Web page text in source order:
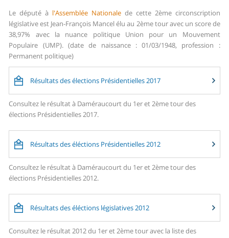
Le député à l'Assemblée Nationale de cette 2ème circonscription
législative est Jean-François Mancel élu au 2ème tour avec un score de
38,97% avec la nuance politique Union pour un Mouvement
Populaire (UMP). (date de naissance : 01/03/1948, profession :
Permanent politique)
Résultats des élections Présidentielles 2017
Consultez le résultat à Daméraucourt du 1er et 2ème tour des
élections Présidentielles 2017.
Résultats des éléctions Présidentielles 2012
Consultez le résultat à Daméraucourt du 1er et 2ème tour des
élections Présidentielles 2012.
Résultats des éléctions législatives 2012
Consultez le résultat 2012 du 1er et 2ème tour avec la liste des